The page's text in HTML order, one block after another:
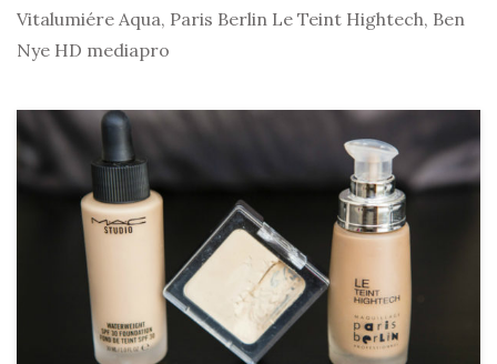
Vitalumiére Aqua, Paris Berlin Le Teint Hightech, Ben
Nye HD mediapro